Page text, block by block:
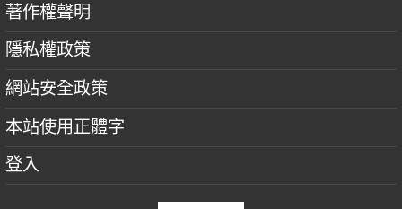
著作權聲明
隱私權政策
網站安全政策
本站使用正體字
登入